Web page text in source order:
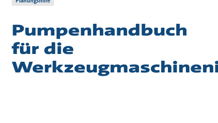
Pumpenhandbuch
für die